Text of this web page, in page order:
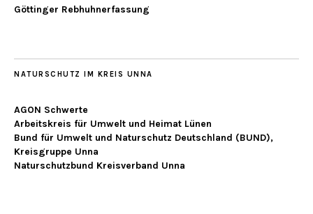
Göttinger Rebhuhnerfassung
NATURSCHUTZ IM KREIS UNNA
AGON Schwerte
Arbeitskreis für Umwelt und Heimat Lünen
Bund für Umwelt und Naturschutz Deutschland (BUND),
Kreisgruppe Unna
Naturschutzbund Kreisverband Unna